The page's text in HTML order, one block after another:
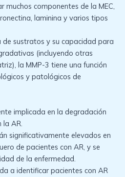
muchos componentes de la MEC,
laminina y varios tipos
sustratos y su capacidad para
(incluyendo otras
la MMP-3 tiene una función
y patológicos de
implicada en la degradación
la AR.
significativamente elevados en
de pacientes con AR, y se
de la enfermedad.
a identificar pacientes con AR